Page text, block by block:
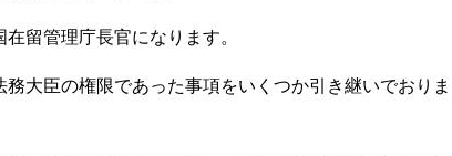
留管理庁長官になります。
大臣の権限であった事項をいくつか引き継いでおりま